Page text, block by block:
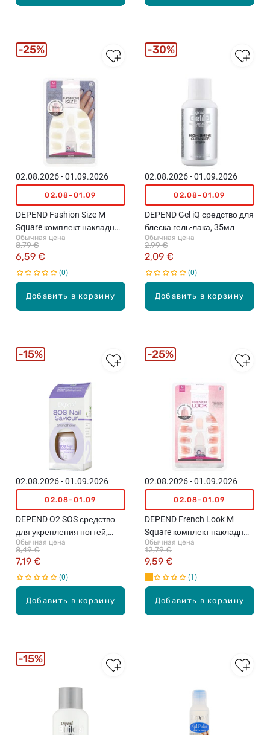
Добавить в корзину
02.08.2026 - 01.09.2026
02.08-01.09
DEPEND Fashion Size M
Square комплект накладных
ногтей, 100шт.
Обычная цена
6,59 €
8,79 €
0
25%
Добавить в корзину
02.08.2026 - 01.09.2026
02.08-01.09
DEPEND Gel iQ средство для
блеска гель-лака, 35мл
Обычная цена
2,09 €
2,99 €
0
30%
Добавить в корзину
02.08.2026 - 01.09.2026
02.08-01.09
DEPEND O2 SOS средство
для укрепления ногтей,
11мл
Обычная цена
7,19 €
8,49 €
0
15%
Добавить в корзину
02.08.2026 - 01.09.2026
02.08-01.09
DEPEND French Look M
Square комплект накладных
ногтей, 100шт.
Обычная цена
9,59 €
12,79 €
1
25%
15%